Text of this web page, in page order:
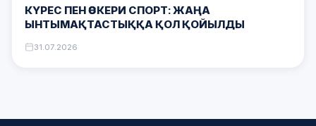
КҮРЕС ПЕН ӘСКЕРИ СПОРТ: ЖАҢА
ЫНТЫМАҚТАСТЫҚҚА ҚОЛ ҚОЙЫЛДЫ
31.07.2026